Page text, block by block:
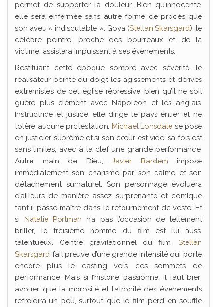
permet de supporter la douleur. Bien qu’innocente,
elle sera enfermée sans autre forme de procès que
son aveu « indiscutable ». Goya (Stellan Skarsgard), le
célèbre peintre, proche des bourreaux et de la
victime, assistera impuissant à ses évènements.
Restituant cette époque sombre avec sévérité, le
réalisateur pointe du doigt les agissements et dérives
extrémistes de cet église répressive, bien qu’il ne soit
guère plus clément avec Napoléon et les anglais.
Instructrice et justice, elle dirige le pays entier et ne
tolère aucune protestation. Michael Lonsdale se pose
en justicier suprême et si son cœur est vide, sa fois est
sans limites, avec à la clef une grande performance.
Autre main de Dieu, Javier Bardem impose
immédiatement son charisme par son calme et son
détachement surnaturel. Son personnage évoluera
d’ailleurs de manière assez surprenante et comique
tant il passe maître dans le retournement de veste. Et
si Natalie Portman n’a pas l’occasion de tellement
briller, le troisième homme du film est lui aussi
talentueux. Centre gravitationnel du film, Stellan
Skarsgard fait preuve d’une grande intensité qui porte
encore plus le casting vers des sommets de
performance. Mais si l’histoire passionne, il faut bien
avouer que la morosité et l’atrocité des évènements
refroidira un peu, surtout que le film perd en souffle